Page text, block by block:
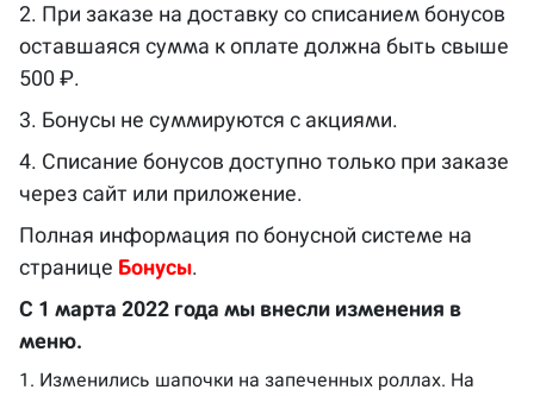
2. При заказе на доставку со списанием бонусов
оставшаяся сумма к оплате должна быть свыше
500 ₽.
3. Бонусы не суммируются с акциями.
4. Списание бонусов доступно только при заказе
через сайт или приложение.
Полная информация по бонусной системе на
странице Бонусы.
С 1 марта 2022 года мы внесли изменения в
меню.
1. Изменились шапочки на запеченных роллах. На